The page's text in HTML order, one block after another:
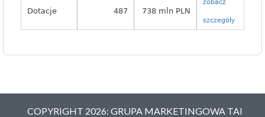
Dotacje 487 738 mln PLN
zobacz
szczegóły
COPYRIGHT 2026: GRUPA MARKETINGOWA TAI